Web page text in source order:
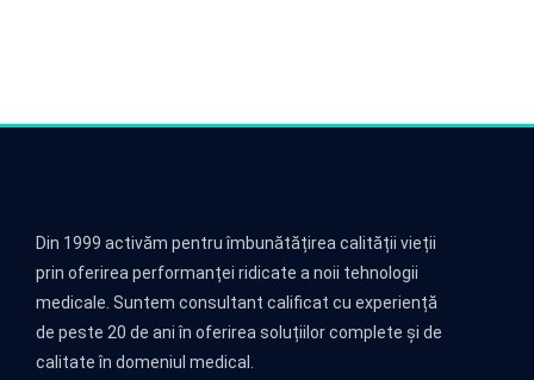
Din 1999 activăm pentru îmbunătățirea calității vieții
prin oferirea performanței ridicate a noii tehnologii
medicale. Suntem consultant calificat cu experiență
de peste 20 de ani în oferirea soluțiilor complete și de
calitate în domeniul medical.